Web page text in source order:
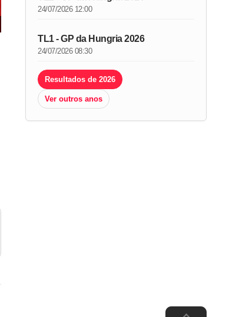
24/07/2026 12:00
TL1 - GP da Hungria 2026
24/07/2026 08:30
Resultados de 2026
Ver outros anos